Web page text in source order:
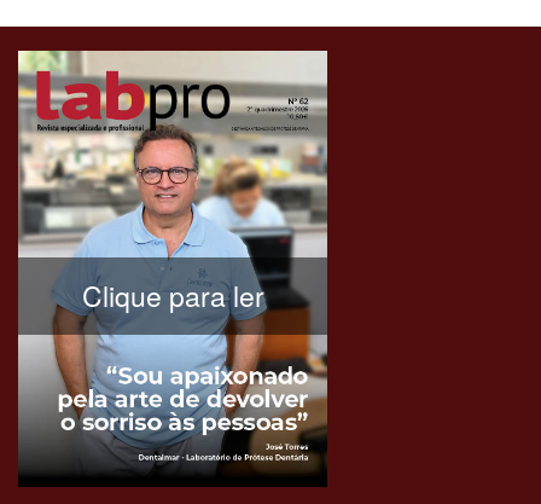
Clique para ler